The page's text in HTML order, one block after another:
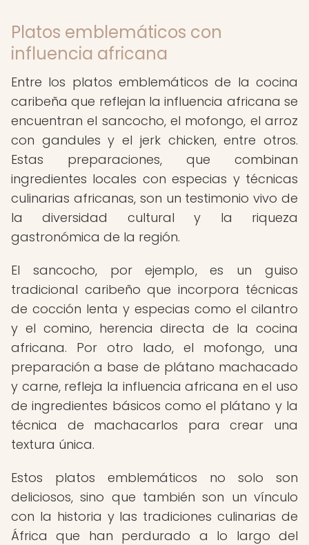
Platos emblemáticos con
influencia africana
Entre los platos emblemáticos de la cocina
caribeña que reflejan la influencia africana se
encuentran el sancocho, el mofongo, el arroz
con gandules y el jerk chicken, entre otros.
Estas preparaciones, que combinan
ingredientes locales con especias y técnicas
culinarias africanas, son un testimonio vivo de
la diversidad cultural y la riqueza
gastronómica de la región.
El sancocho, por ejemplo, es un guiso
tradicional caribeño que incorpora técnicas
de cocción lenta y especias como el cilantro
y el comino, herencia directa de la cocina
africana. Por otro lado, el mofongo, una
preparación a base de plátano machacado
y carne, refleja la influencia africana en el uso
de ingredientes básicos como el plátano y la
técnica de machacarlos para crear una
textura única.
Estos platos emblemáticos no solo son
deliciosos, sino que también son un vínculo
con la historia y las tradiciones culinarias de
África que han perdurado a lo largo del